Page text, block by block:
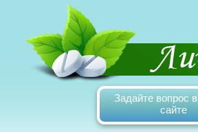
Задайте вопрос
сайте